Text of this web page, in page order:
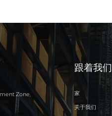
Zone,
跟着我们
家
关于我们